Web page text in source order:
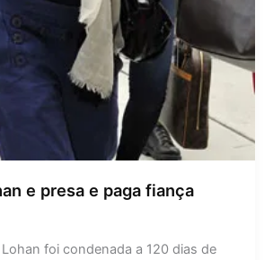
e presa e paga fiança
foi condenada a 120 dias de